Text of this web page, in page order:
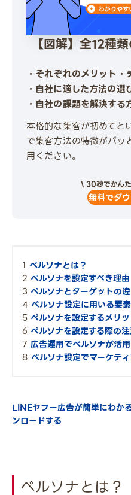
【図解】全12種
・それぞれのメリット・
・自社に適した方法の選
・自社の課題を解決する
本格的な集客が初めてと
で集客方法の特徴がパッ
用ください。
\ 30秒でかん
無料でダ
ペルソナとは？
ペルソナを設定すべき理由
ペルソナとターゲットの
ペルソナ設定に用いる要
ペルソナを設定するメリ
ペルソナを設定する際の
広告運用でペルソナが活
ペルソナ設定でマーケテ
LINEヤフー広告が簡単にわか
ンロードする
ペルソナとは？